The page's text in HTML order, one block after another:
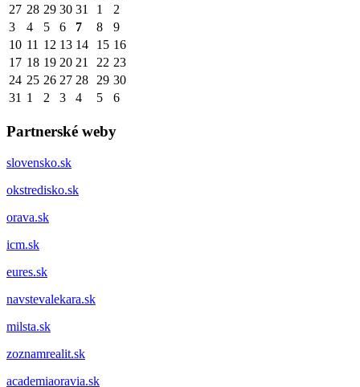
27 28 29 30 31 1
2
3
4 5 6 7 8
9
10 11 12 13 14 15 16
17 18 19 20 21 22 23
24 25 26 27 28 29 30
31 1 2 3 4 5 6
Partnerské weby
slovensko.sk
okstredisko.sk
orava.sk
icm.sk
eures.sk
navstevalekara.sk
milsta.sk
zoznamrealit.sk
academiaoravia.sk